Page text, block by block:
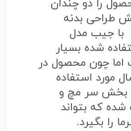
را دو چندان
طراحی بدنه
با جیب مدل
شده بسیار
اما چون محصول در
مورد استفاده
سر مچ و
شده که بتواند
را بگیرد.